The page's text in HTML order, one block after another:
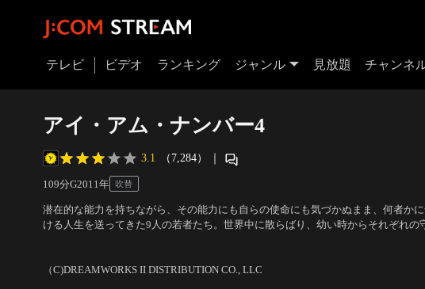
テレビ ビデオ ランキング ジャンル 見放題 チャンネ
アイ・アム・ナンバー4
3.1 （7,284） ｜
109分G2011 年 吹替
潜在的な能力を持ちながら、その能力にも自らの使命にも気づかぬまま、何者か
ける人生を送ってきた9人の若者たち。世界中に散らばり、幼い時からそれぞれの
（C)DREAMWORKS II DISTRIBUTION CO., LLC